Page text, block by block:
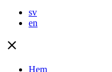
sv
en
close
Hem